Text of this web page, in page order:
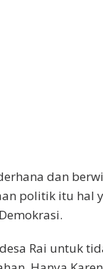
dan
politik itu hal
Rai untuk